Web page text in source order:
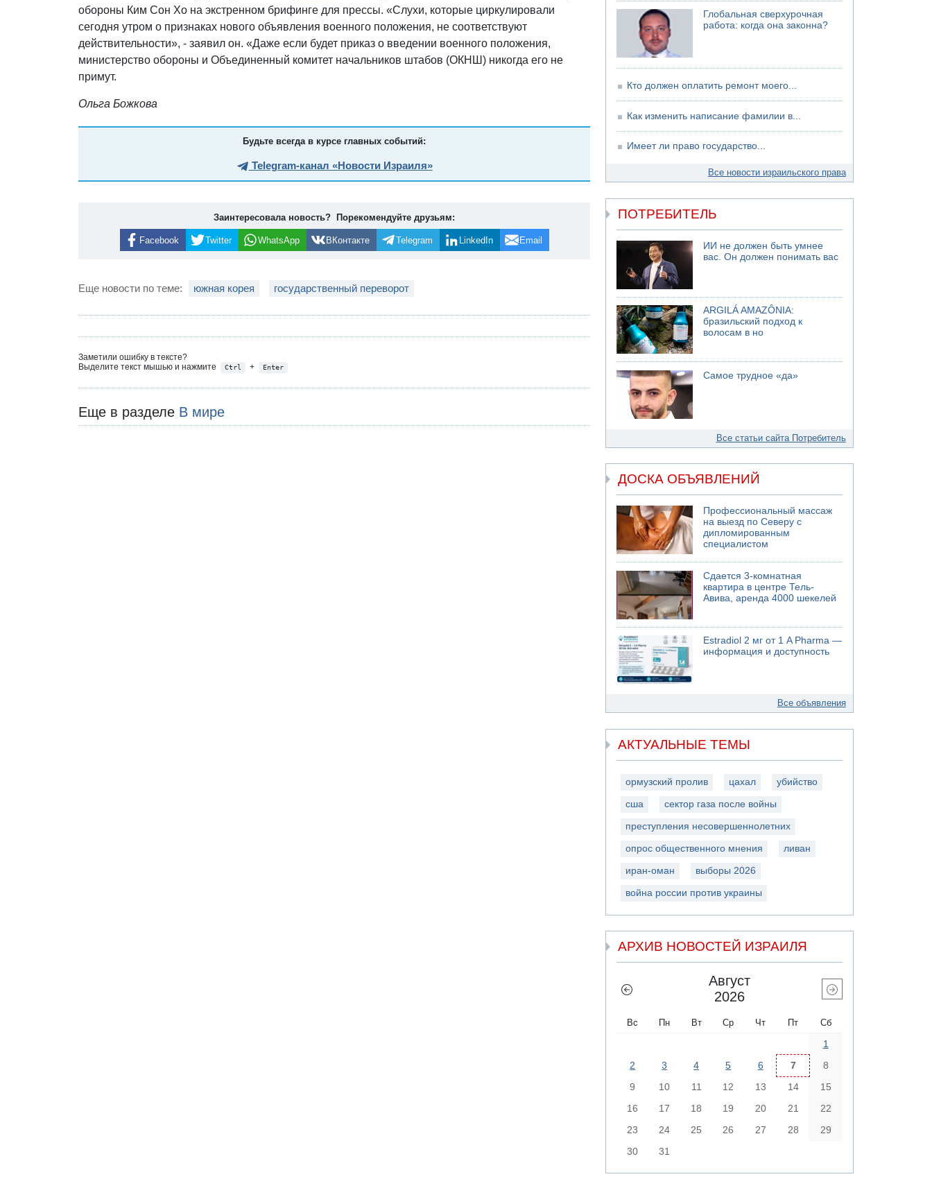
обороны Ким Сон Хо на экстренном брифинге для прессы. «Слухи, которые циркулировали
сегодня утром о признаках нового объявления военного положения, не соответствуют
действительности», - заявил он. «Даже если будет приказ о введении военного положения,
министерство обороны и Объединенный комитет начальников штабов (ОКНШ) никогда его не
примут.
Ольга Божкова
Будьте всегда в курсе главных событий:
Telegram-канал «Новости Израиля»
Заинтересовала новость? Порекомендуйте друзьям:
Facebook Twitter WhatsApp ВКонтакте Telegram LinkedIn Email
Еще новости по теме: южная корея государственный переворот
Заметили ошибку в тексте?
Выделите текст мышью и нажмите
Ctrl + Enter
Еще в разделе В мире
Глобальная сверхурочная
работа: когда она законна?
Кто должен оплатить ремонт моего...
Как изменить написание фамилии в...
Имеет ли право государство...
Все новости израильского права
ПОТРЕБИТЕЛЬ
ИИ не должен быть умнее
вас. Он должен понимать вас
ARGILÁ AMAZÔNIA:
бразильский подход к
волосам в но
Самое трудное «да»
Все статьи сайта Потребитель
ДОСКА ОБЪЯВЛЕНИЙ
Профессиональный массаж
на выезд по Северу с
дипломированным
специалистом
Сдается 3-комнатная
квартира в центре Тель-
Авива, аренда 4000 шекелей
Estradiol 2 мг от 1 A Pharma —
информация и доступность
Все объявления
АКТУАЛЬНЫЕ ТЕМЫ
ормузский пролив цахал убийство
сша сектор газа после войны
преступления несовершеннолетних
опрос общественного мнения ливан
иран-оман выборы 2026
война россии против украины
АРХИВ НОВОСТЕЙ ИЗРАИЛЯ
Август
2026
Вс Пн Вт Ср Чт Пт Сб
1
2
3 4 5 6 7
8
9
10 11 12 13 14
15
16
17 18 19 20 21
22
23
24 25 26 27 28
29
30
31